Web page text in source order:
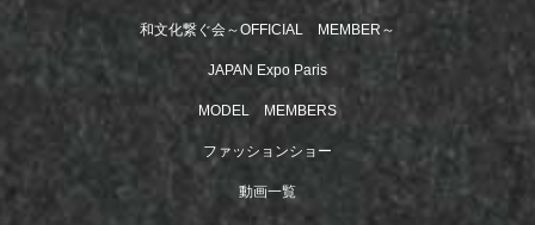
和文化繋ぐ会～OFFICIAL MEMBER～
JAPAN Expo Paris
MODEL MEMBERS
ファッションショー
動画一覧